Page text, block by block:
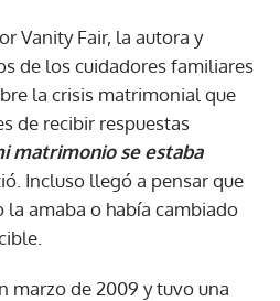
Vanity Fair, la autora y
de los cuidadores familiares
la crisis matrimonial que
de recibir respuestas
matrimonio se estaba
Incluso llegó a pensar que
la amaba o había cambiado
marzo de 2009 y tuvo una